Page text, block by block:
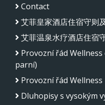
Contact
艾菲皇家酒店住宿守则
艾菲温泉水疗酒店住宿
Provozní řád Wellness
parní)
Provozní řád Wellness
Dluhopisy s vysokým